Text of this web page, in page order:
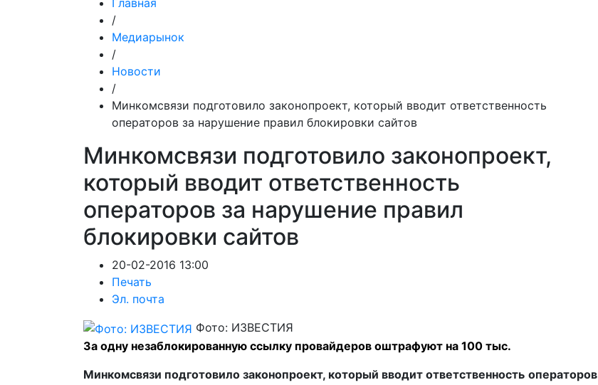
Главная
/
Медиарынок
/
Новости
/
Минкомсвязи подготовило законопроект, который вводит ответственность
операторов за нарушение правил блокировки сайтов
Минкомсвязи подготовило законопроект,
который вводит ответственность
операторов за нарушение правил
блокировки сайтов
20-02-2016 13:00
Печать
Эл. почта
Фото: ИЗВЕСТИЯ
За одну незаблокированную ссылку провайдеров оштрафуют на 100 тыс.
Минкомсвязи подготовило законопроект, который вводит ответственность операторов